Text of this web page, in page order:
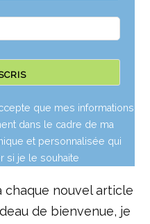
que mes informations
dans le cadre de ma
et personnalisée qui
si je le souhaite
chaque nouvel article
de bienvenue, je